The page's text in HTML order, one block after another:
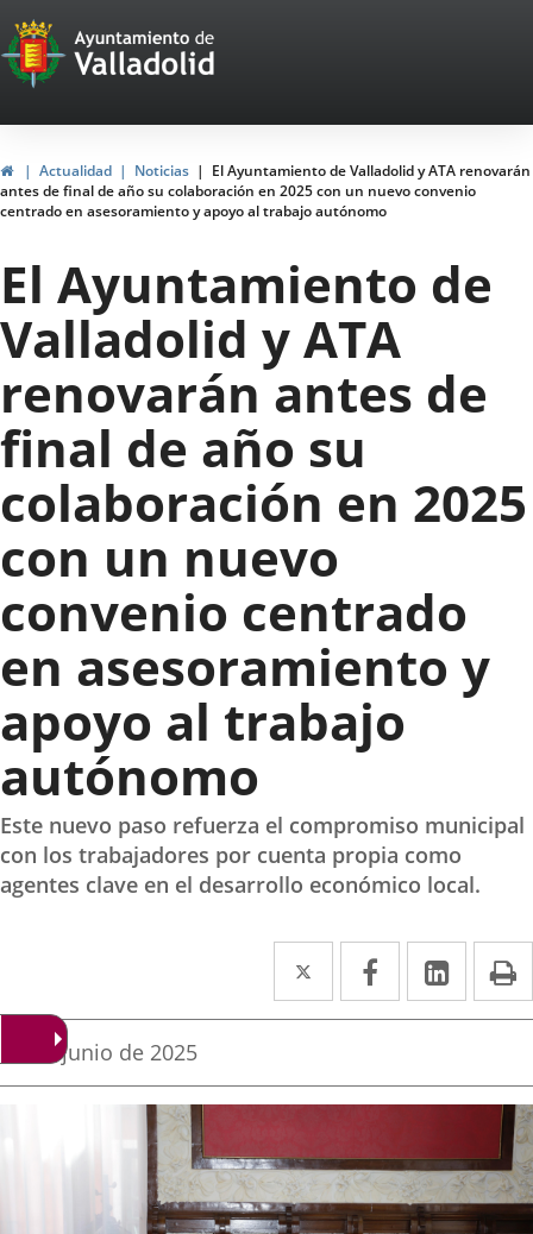
Portal
Web
del
Ayuntamiento
de
Valladolid
InicioActualidad Noticias
El Ayuntamiento de Valladolid y ATA renovarán
antes de final de año su colaboración en 2025 con un nuevo convenio
centrado en asesoramiento y apoyo al trabajo autónomo
El Ayuntamiento de
Valladolid y ATA
renovarán antes de
final de año su
colaboración en 2025
con un nuevo
convenio centrado
en asesoramiento y
apoyo al trabajo
autónomo
Este nuevo paso refuerza el compromiso municipal
con los trabajadores por cuenta propia como
agentes clave en el desarrollo económico local.
Twitter
Enlace
a
aplicación
Facebook
Enlace
a
aplicación
Enlace
a
Fecha
de
la
16 de junio de 2025